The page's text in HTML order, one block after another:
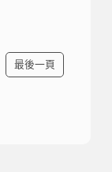
最後一頁